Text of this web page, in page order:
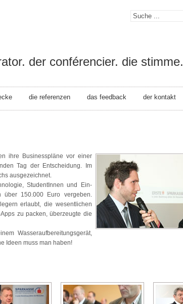
der conférencier. die stimme.
die referenzen
die presse
das feedback der kontakt
ihre Businesspläne vor einer
Tag der Entscheidung. Im
ausgezeichnet.
StudentInnen und Ein-
über 150.000 Euro vergeben.
erlaubt, die wesentlichen
zu packen, überzeugte die
Wasseraufbereitungsgerät,
Ideen muss man haben!